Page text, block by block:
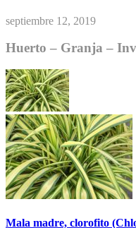
septiembre 12, 2019
Huerto – Granja –
Mala madre, clorofito